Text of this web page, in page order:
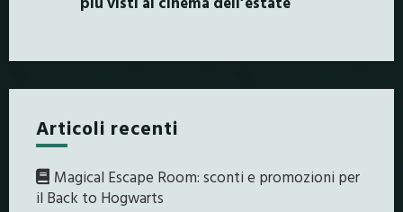
Articoli recenti
Magical Escape Room: sconti e promozioni per
il Back to Hogwarts